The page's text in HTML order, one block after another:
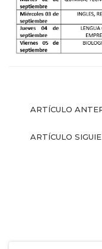
Prest-Math para
docentes
Quiero Saber
ARTÍCULO
ARTÍCULO